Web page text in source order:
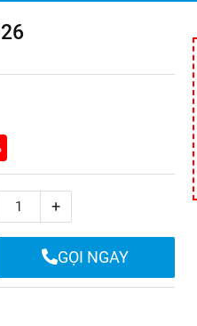
+
GỌI NGAY